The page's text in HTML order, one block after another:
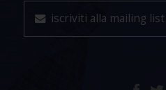
iscriviti alla mailing list